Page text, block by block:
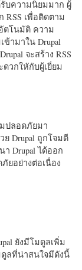
รับความนิยมมาก ผู้
เพื่อติดตาม
ตโนมัติ ความ
ข้ามาใน Drupal
จะสร้าง RSS
วกใหักับผู้เยี่ยม
ปลอดภัยมา
ย Drupal ถูกโจมตี
Drupal ได้ออก
ยอย่างต่อเนื่อง
ยังมีโมดูลเพิ่ม
ลที่น่าสนใจมีดังนี้